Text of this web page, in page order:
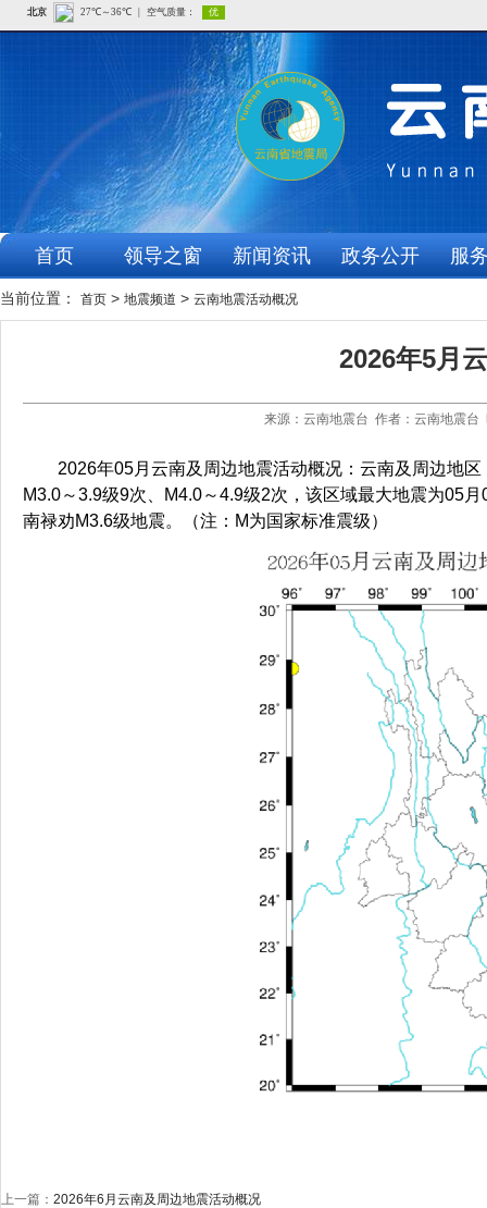
首页 领导之窗 新闻资讯 政务公开 服
当前位置： 首页 > 地震频道 > 云南地震活动概况
2026年5月
来源：云南地震台 作者：云南地震
2026年05月云南及周边地震活动概况：云南及周边地
M3.0～3.9级9次、M4.0～4.9级2次，该区域最大地震为05
南禄劝M3.6级地震。（注：M为国家标准震级）
上一篇： 2026年6月云南及周边地震活动概况